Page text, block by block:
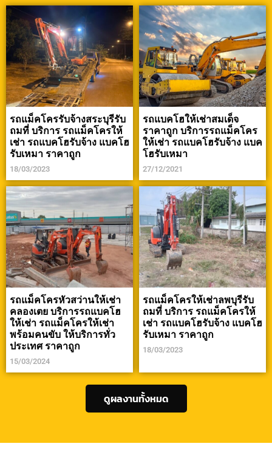
รถแม็คโครรับจ้างสระบุรีรับ
ถมที่ บริการ รถแม็คโครให้
เช่า รถแบคโฮรับจ้าง แบคโฮ
รับเหมา ราคาถูก
18/03/2023
รถแบคโฮให้เช่าสมเด็จ
ราคาถูก บริการรถแม็คโคร
ให้เช่า รถแบคโฮรับจ้าง แบค
โฮรับเหมา
27/12/2021
รถแม็คโครหัวสว่านให้เช่า
คลองเตย บริการรถแบคโฮ
ให้เช่า รถแม็คโครให้เช่า
พร้อมคนขับ ให้บริการทั่ว
ประเทศ ราคาถูก
15/03/2024
รถแม็คโครให้เช่าลพบุรีรับ
ถมที่ บริการ รถแม็คโครให้
เช่า รถแบคโฮรับจ้าง แบคโฮ
รับเหมา ราคาถูก
18/03/2023
ดูผลงานทั้งหมด